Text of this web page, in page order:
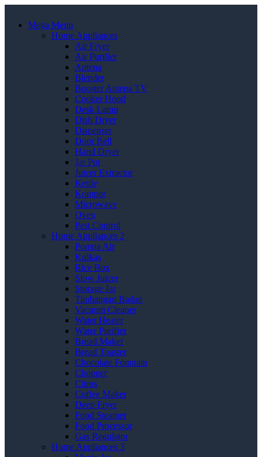
Mega Menu
Home Appliances
Air Fryer
Air Purifier
Antena
Blender
Booster Antena TV
Cooker Hood
Desk Lamp
Dish Dryer
Dispenser
Door Bell
Hand Dryer
Jar Pot
Juicer Extractor
Kettle
Kompor
Microwave
Oven
Pest Control
Home Appliances 2
Pompa Air
Kulkas
Rice Box
Slow Juicer
Storage Jar
Timbangan Badan
Vacuum Cleaner
Water Heater
Water Purifier
Bread Maker
Bread Toaster
Chocolate Fountain
Chopper
Citrus
Coffee Maker
Deep Fryer
Food Steamer
Food Processor
Gas Regulator
Home Appliances 3